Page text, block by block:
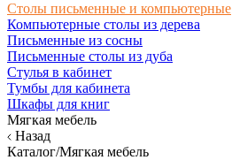
Столы письменные и компьютерные
Компьютерные столы из дерева
Письменные из сосны
Письменные столы из дуба
Стулья в кабинет
Тумбы для кабинета
Шкафы для книг
Мягкая мебель
Назад
Каталог/Мягкая мебель